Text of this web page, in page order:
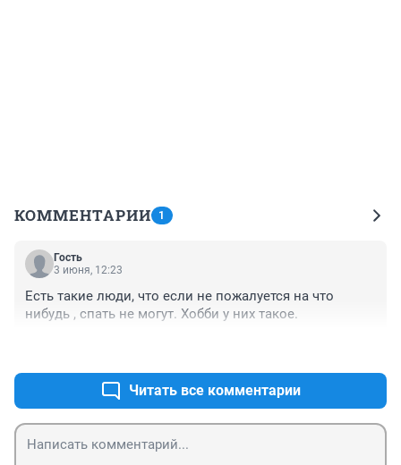
КОММЕНТАРИИ 1
Гость
3 июня, 12:23
Есть такие люди, что если не пожалуется на что
нибудь , спать не могут. Хобби у них такое.
Читать все комментарии